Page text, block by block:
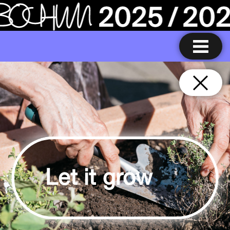
Let it grow